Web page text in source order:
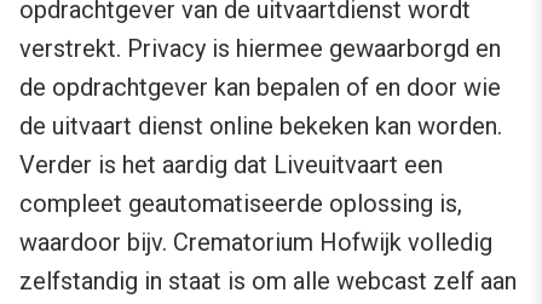
opdrachtgever van de uitvaartdienst wordt
verstrekt. Privacy is hiermee gewaarborgd en
de opdrachtgever kan bepalen of en door wie
de uitvaart dienst online bekeken kan worden.
Verder is het aardig dat Liveuitvaart een
compleet geautomatiseerde oplossing is,
waardoor bijv. Crematorium Hofwijk volledig
zelfstandig in staat is om alle webcast zelf aan